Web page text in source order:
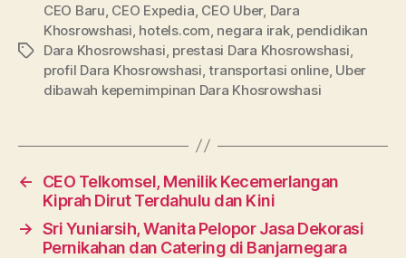
Tags
CEO Baru CEO Expedia CEO Uber, Dara
Khosrowshasi hotels.com negara irak, pendidikan
Dara Khosrowshasi prestasi Dara Khosrowshasi
profil Dara Khosrowshasi ,transportasi online, Uber
dibawah kepemimpinan Dara Khosrowshasi
←
CEO Telkomsel, Menilik Kecemerlangan
Kiprah Dirut Terdahulu dan Kini
→ Sri Yuniarsih, Wanita Pelopor Jasa Dekorasi
Pernikahan dan Catering di Banjarnegara